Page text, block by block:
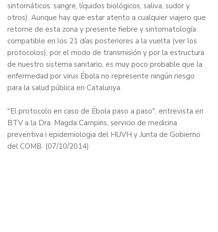
sintomáticos: sangre, líquidos biológicos, saliva, sudor y
otros). Aunque hay que estar atento a cualquier viajero que
retorne de esta zona y presente fiebre y sintomatología
compatible en los 21 días posteriores a la vuelta (ver los
protocolos), por el modo de transmisión y por la estructura
de nuestro sistema sanitario, es muy poco probable que la
enfermedad por virus Ébola no represente ningún riesgo
para la salud pública en Catalunya.
"El protocolo en caso de Ébola paso a paso", entrevista en
BTV a la Dra. Magda Campins, servicio de medicina
preventiva i epidemiologia del HUVH y Junta de Gobierno
del COMB. (07/10/2014)